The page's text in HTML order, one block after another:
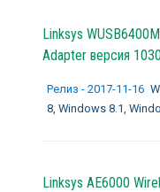
Linksys
Adapter версия
Релиз - 2017-11-16
8, Windows 8.1,
Linksys AE6000